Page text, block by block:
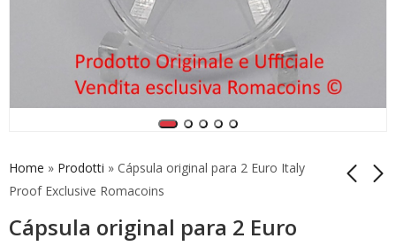
Home » Prodotti » Cápsula original para 2 Euro Italy
Proof Exclusive Romacoins
Cápsula original para 2 EuroCarteira de moedas
Cápsula Leuchtturm